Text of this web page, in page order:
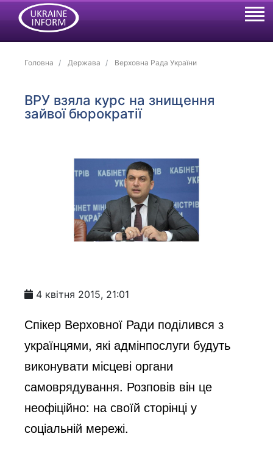
Головна Держава Верховна Рада України
ВРУ взяла курс на знищення
зайвої бюрократії
4 квітня 2015, 21:01
Спікер Верховної Ради поділився з
українцями, які адмінпослуги будуть
виконувати місцеві органи
самоврядування. Розповів він це
неофіційно: на своїй сторінці у
соціальній мережі.